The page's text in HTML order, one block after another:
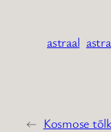
astraal
← Kosmose